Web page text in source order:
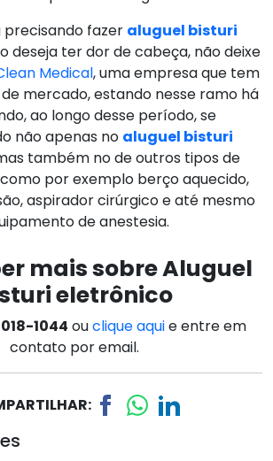
precisando fazer aluguel bisturi
deseja ter dor de cabeça, não deixe
Medical, uma empresa que tem
mercado, estando nesse ramo há
ao longo desse período, se
não apenas no aluguel bisturi
também no de outros tipos de
por exemplo berço aquecido,
aspirador cirúrgico e até mesmo
de anestesia.
mais sobre Aluguel
eletrônico
1044 oucliqueaquie entre em
contato por email.